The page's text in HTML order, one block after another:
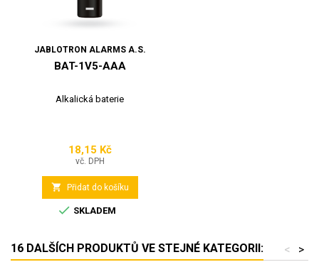
JABLOTRON ALARMS A.S.
BAT-1V5-AAA
Alkalická baterie
Cena
18,15 Kč
vč. DPH
 Přidat do košíku
 SKLADEM
16 DALŠÍCH PRODUKTŮ VE STEJNÉ KATEGORII: >
<